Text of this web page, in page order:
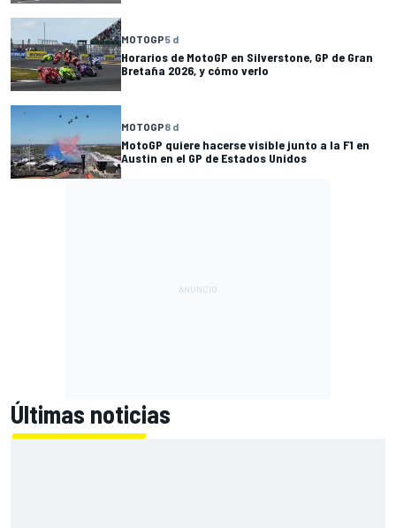
MOTOGP5 d
Horarios de MotoGP en Silverstone, GP de Gran
Bretaña 2026, y cómo verlo
MOTOGP8 d
MotoGP quiere hacerse visible junto a la F1 en
Austin en el GP de Estados Unidos
Últimas noticias